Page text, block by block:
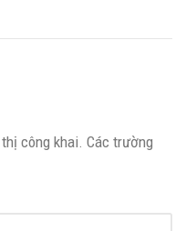
công khai. Các trường